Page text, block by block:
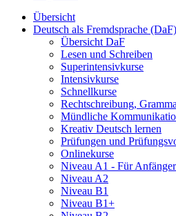
Übersicht
Deutsch als Fremdsprache (DaF)
Übersicht DaF
Lesen und Schreiben
Superintensivkurse
Intensivkurse
Schnellkurse
Rechtschreibung,
Mündliche
Kreativ Deutsch lernen
Prüfungen und
Onlinekurse
Niveau A1 - Für
Niveau A2
Niveau B1
Niveau B1+